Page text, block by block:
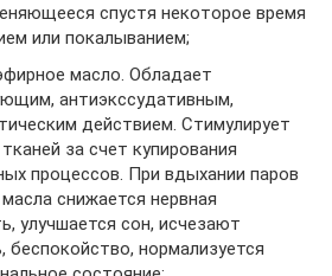
спустя некоторое время
или покалыванием;
масло. Обладает
антиэкссудативным,
действием. Стимулирует
за счет купирования
процессов. При вдыхании паров
снижается нервная
улучшается сон, исчезают
беспокойство, нормализуется